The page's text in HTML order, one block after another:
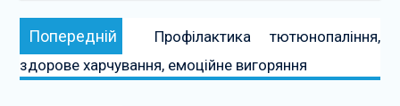
Навігація
записів
Попередній Попередній:
Профілактика тютюнопаління,
здорове харчування, емоційне вигоряння